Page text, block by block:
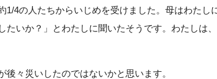
1/4の人たちからいじめを受けました。母はわたし
たいか？」とわたしに聞いたそうです。わたしは
後々災いしたのではないかと思います。